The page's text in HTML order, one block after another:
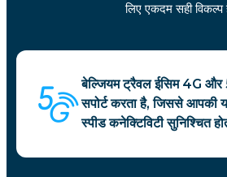
लिए एकदम सही विकल्प
बेल्जियम ट्रैवल ईसिम 4G और
सपोर्ट करता है, जिससे आपकी
स्पीड कनेक्टिविटी सुनिश्चित